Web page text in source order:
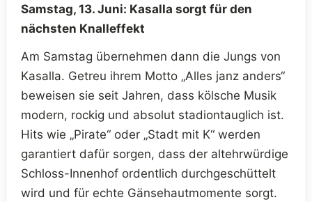
Samstag, 13. Juni: Kasalla sorgt für den
nächsten Knalleffekt
Am Samstag übernehmen dann die Jungs von
Kasalla. Getreu ihrem Motto „Alles janz anders“
beweisen sie seit Jahren, dass kölsche Musik
modern, rockig und absolut stadiontauglich ist.
Hits wie „Pirate“ oder „Stadt mit K“ werden
garantiert dafür sorgen, dass der altehrwürdige
Schloss-Innenhof ordentlich durchgeschüttelt
wird und für echte Gänsehautmomente sorgt.